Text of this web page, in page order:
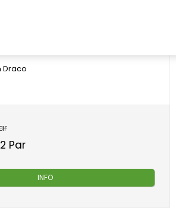
Draco
Par
INFO